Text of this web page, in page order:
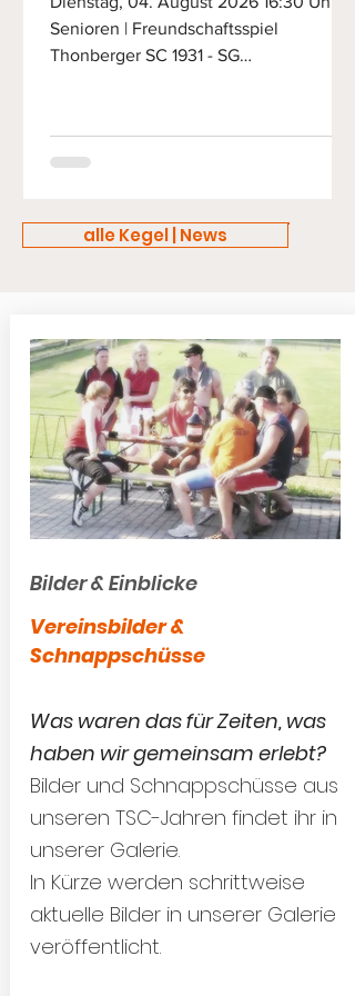
Senioren | Freundschaftsspiel
Thonberger SC 1931 - SG
alle Kegel | News
Bilder & Einblicke
Vereinsbilder &
Schnappschüsse
Was waren das für Zeiten, was
haben wir gemeinsam erlebt?
Bilder und Schnappschüsse aus
unseren TSC-Jahren findet ihr in
unserer Galerie.
In Kürze werden schrittweise
aktuelle Bilder in unserer Galerie
veröffentlicht.